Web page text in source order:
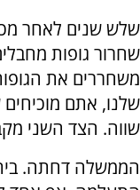
שלש שנים לאחר
שחרור גופות
משחררים את
שלנו, אתם מוכיחים
שווה. הצד השני
הממשלה דחתה.